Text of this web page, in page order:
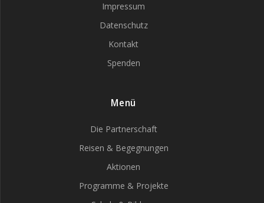
Impressum
Datenschutz
Kontakt
Spenden
Menü
Die Partnerschaft
Reisen & Begegnungen
Aktionen
Programme & Projekte